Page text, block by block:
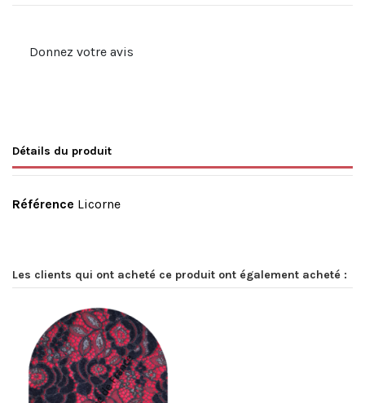
Donnez votre avis
Détails du produit
Référence Licorne
Les clients qui ont acheté ce produit ont également acheté :